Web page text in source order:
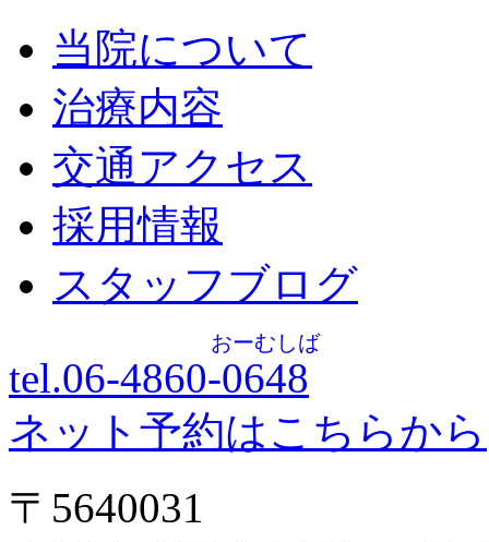
当院について
治療内容
交通アクセス
採用情報
スタッフブログ
tel.06-4860-0648
おーむしば
ネット予約はこちらから
〒5640031